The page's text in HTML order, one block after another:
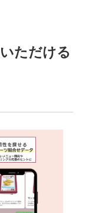
ただける